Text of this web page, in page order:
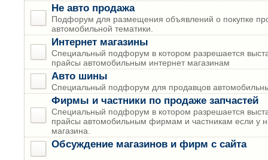
Не авто продажа
Подфорум для размещения объявлений о покупке
автомобильной тематики.
Интернет магазины
Специальный подфорум в котором разрешается
прайсы автомобильным интернет магазинам
Авто шины
Специальный подфорум для продавцов
Фирмы и частники по продаже запчастей
Специальный подфорум в котором разрешается
прайсы автомобильным фирмам и частникам если у
магазина.
Обсуждение магазинов и фирм с сайта